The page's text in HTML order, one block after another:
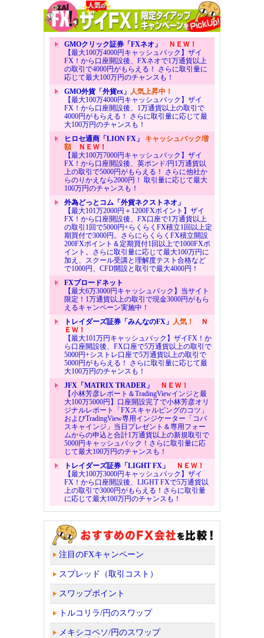
GMOクリック証券「FXネオ」
ＮＥＷ！
【最大100万4000円キャッシュバック】ザイ
FX！から口座開設後、FXネオで1万通貨以上
の取引で4000円がもらえる！ さらに取引量に
応じて最大100万円のチャンスも！
GMO外貨「外貨ex」 人気上昇中！
【最大100万4000円キャッシュバック】ザイ
FX！から口座開設後、1万通貨以上の取引で
4000円がもらえる！ さらに取引量に応じて最
大100万円のチャンスも！
ヒロセ通商「LION FX」 キャッシュバック増
額ＮＥＷ！
【最大100万7000円キャッシュバック】ザイ
FX！から口座開設後、英ポンド/円1万通貨以
上の取引で5000円がもらえる！ さらに他社か
らのりかえなら2000円！ 取引量に応じて最大
100万円のチャンスも！
外為どっとコム「外貨ネクストネオ」
【最大101万2000円＋1200FXポイント】ザイ
FX！から口座開設後、FX口座で1万通貨以上
の取引1回で5000円+らくらくFX積立1回以上定
期買付で3000円。さらにらくらくFX積立開設
200FXポイント＆定期買付1回以上で1000FXポ
イント。さらに取引量に応じて最大100万円に
加え、スクール受講と理解度テスト合格など
で1000円、CFD開設と取引で最大4000円！
FXブロードネット
【最大6万3000円キャッシュバック】当サイト
限定！1万通貨以上の取引で現金3000円がもら
えるキャンペーン実施中！
トレイダーズ証券「みんなのFX」 人気！
Ｎ
ＥＷ！
【最大101万円キャッシュバック】ザイFX！か
ら口座開設後、FX口座で5万通貨以上の取引で
5000円+シストレ口座で5万通貨以上の取引で
5000円がもらえる！ さらに取引量に応じて最
大100万円のチャンスも！
JFX「MATRIX TRADER」
ＮＥＷ！
【小林芳彦レポート＆TradingViewインジと最
大100万5000円】口座開設完了で小林芳彦オリ
ジナルレポート「FXスキャルピングのコツ」
およびTradingView専用インジケーター「コバ
スキャインジ」当日プレゼント＆専用フォー
ムからの申込と合計1万通貨以上の新規取引で
5000円キャッシュバック！さらに取引量に応
じて最大100万円のチャンスも！
トレイダーズ証券「LIGHT FX」
ＮＥＷ！
【最大100万3000円キャッシュバック】ザイ
FX！から口座開設後、LIGHT FXで5万通貨以
上の取引で3000円がもらえる！さらに取引量
に応じて最大100万円のチャンスも！
注目のFXキャンペーン
スプレッド（取引コスト）
スワップポイント
トルコリラ/円のスワップ
メキシコペソ/円のスワップ